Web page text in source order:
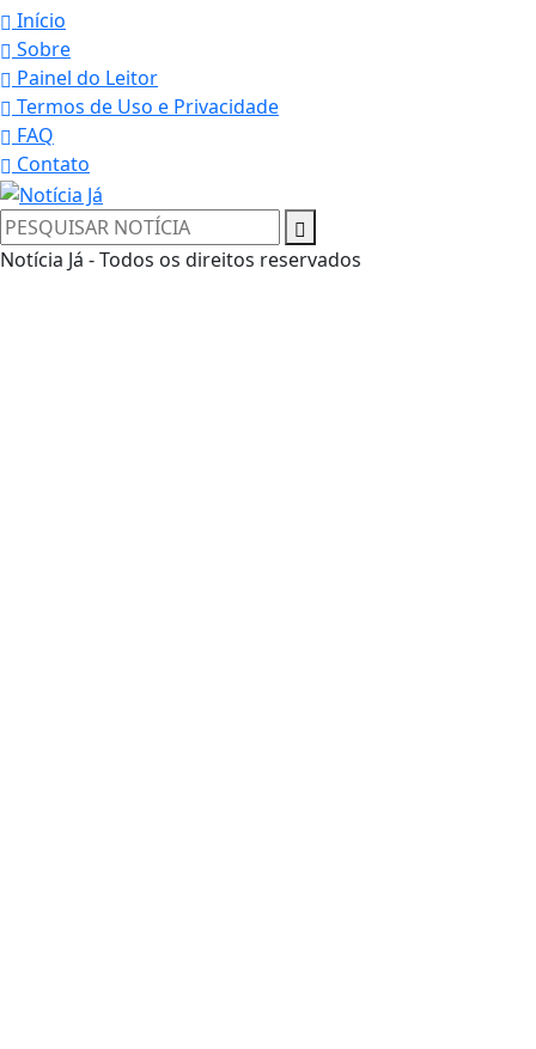
Início
Sobre
Painel do Leitor
Termos de Uso e Privacidade
FAQ
Contato
Notícia Já - Todos os direitos reservados